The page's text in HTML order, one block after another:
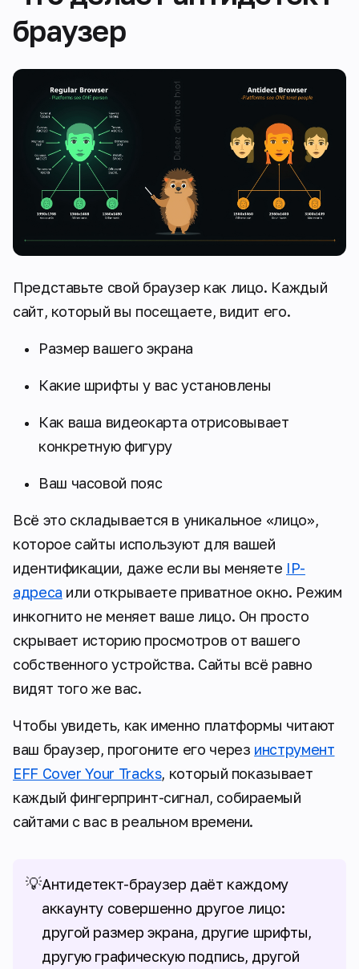
браузер
Представьте свой браузер как лицо. Каждый
сайт, который вы посещаете, видит его.
Размер вашего экрана
Какие шрифты у вас установлены
Как ваша видеокарта отрисовывает
конкретную фигуру
Ваш часовой пояс
Всё это складывается в уникальное «лицо»,
которое сайты используют для вашей
идентификации, даже если вы меняете IP-
адреса или открываете приватное окно. Режим
инкогнито не меняет ваше лицо. Он просто
скрывает историю просмотров от вашего
собственного устройства. Сайты всё равно
видят того же вас.
Чтобы увидеть, как именно платформы читают
ваш браузер, прогоните его через инструмент
EFF Cover Your Tracks, который показывает
каждый фингерпринт-сигнал, собираемый
сайтами с вас в реальном времени.
💡Антидетект-браузер даёт каждому
аккаунту совершенно другое лицо:
другой размер экрана, другие шрифты,
другую графическую подпись, другой